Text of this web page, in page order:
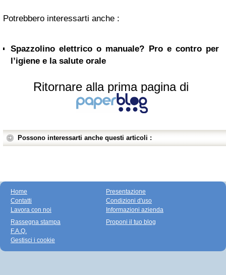
Potrebbero interessarti anche :
Spazzolino elettrico o manuale? Pro e contro per
l’igiene e la salute orale
Ritornare alla prima pagina di
Possono interessarti anche questi articoli :
Home
Contatti
Lavora con noi
Presentazione
Condizioni d'uso
Informazioni azienda
Rassegna stampa
F.A.Q.
Gestisci i cookie
Proponi il tuo blog